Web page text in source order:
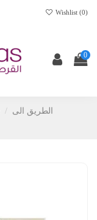
Wishlist (0)
0
الطريق الى